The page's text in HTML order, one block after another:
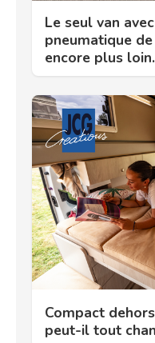
Le seul van
pneumatique
encore plus loin.
Compact
peut-il tout